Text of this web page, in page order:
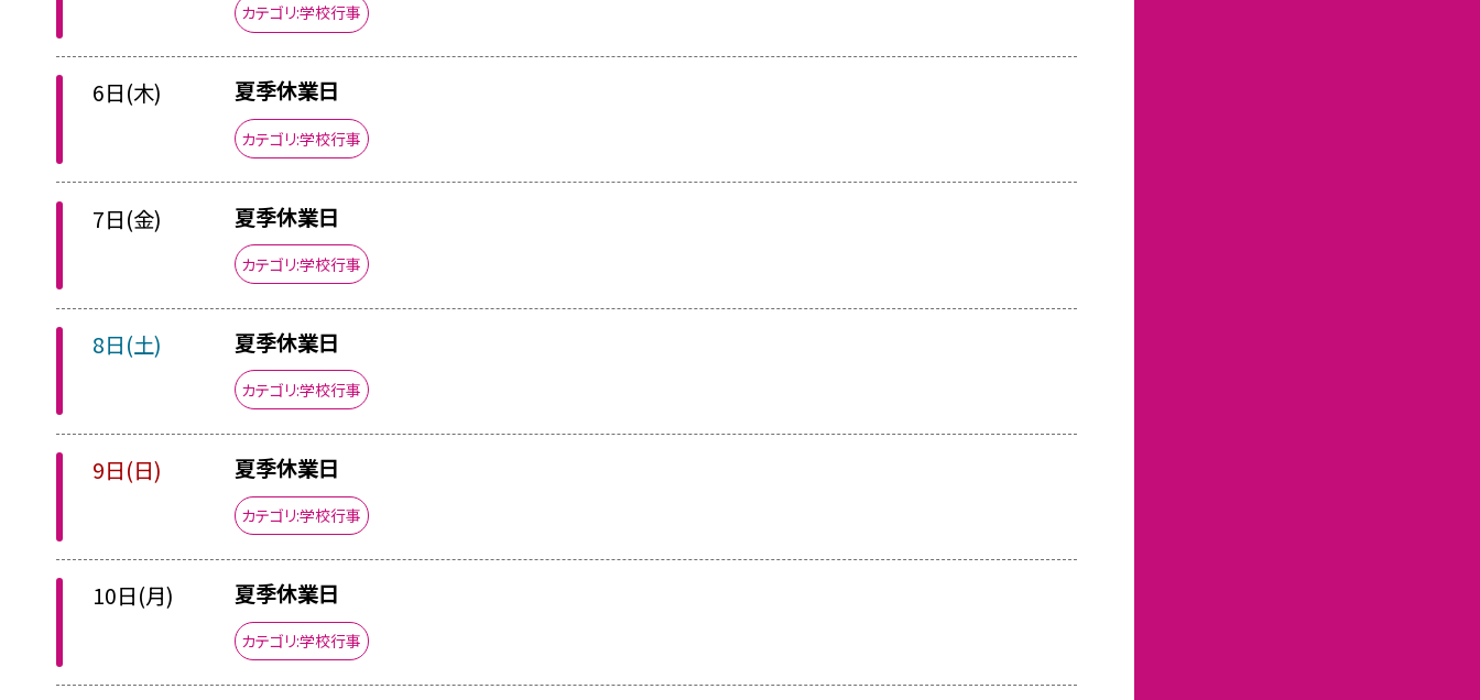
カテゴリ:学校行事
6日(木) 夏季休業日
カテゴリ:学校行事
7日(金) 夏季休業日
カテゴリ:学校行事
8日(土) 夏季休業日
カテゴリ:学校行事
9日(日) 夏季休業日
カテゴリ:学校行事
10日(月) 夏季休業日
カテゴリ:学校行事